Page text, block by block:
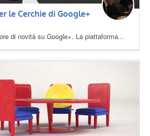
le Cerchie di Google+
di novità su Google+. La piattaforma...